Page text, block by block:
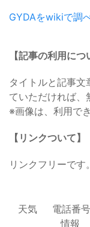
GYDAをwikiで調べ
【記事の利用につ
タイトルと記事文
ていただければ、
※画像は、利用で
【リンクついて】
リンクフリーです。
天気 電話番号
情報